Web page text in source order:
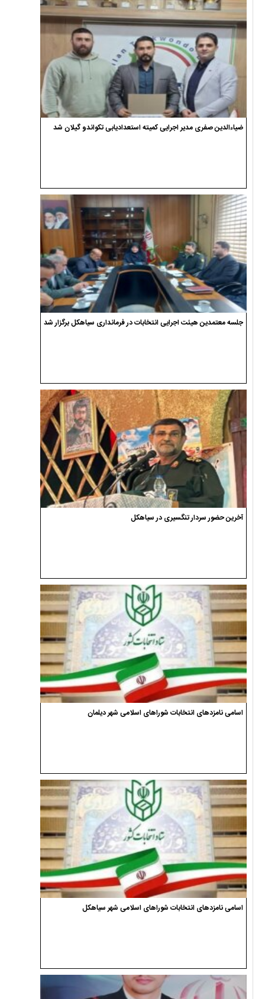
ضیاءالدین صفری مدیر اجرایی کمیته استعدادیابی تکواندو گیلان شد
جلسه معتمدین هیئت اجرایی انتخابات در فرمانداری سیاهکل برگزار شد
آخرین حضور سردار تنگسیری در سیاهکل
اسامی نامزدهای انتخابات شوراهای اسلامی شهر دیلمان
اسامی نامزدهای انتخابات شوراهای اسلامی شهر سیاهکل